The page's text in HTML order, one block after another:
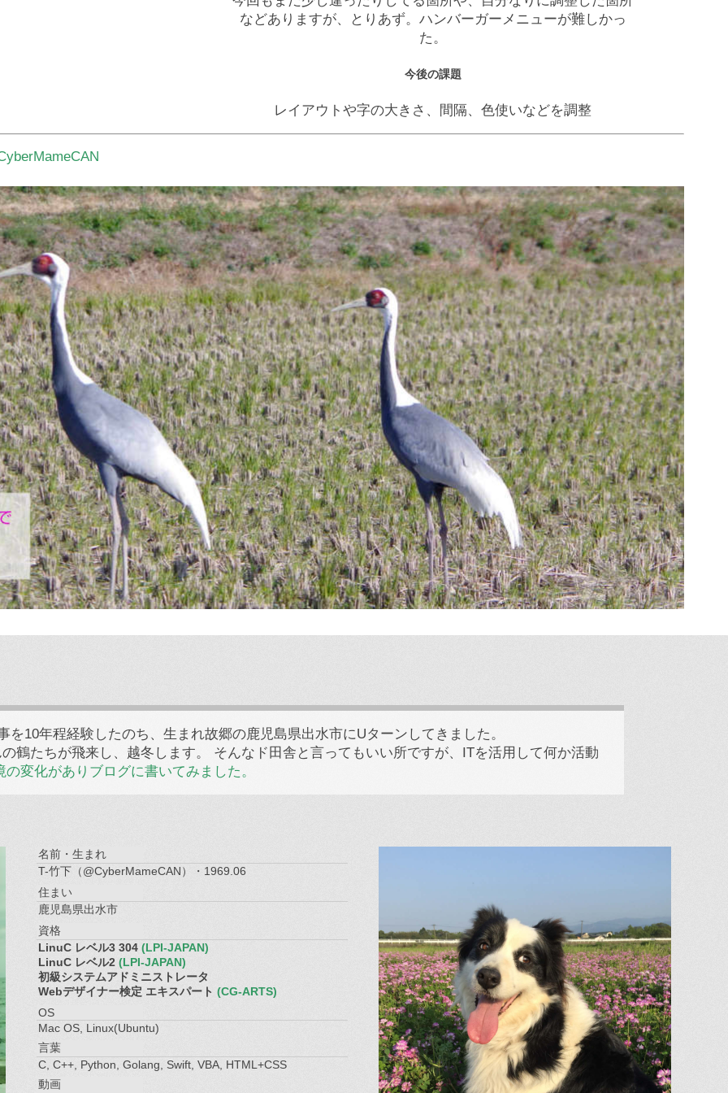
などありますが、とりあず。ハンバーガーメニューが難しかっ
た。
今後の課題
レイアウトや字の大きさ、間隔、色使いなどを調整
10年程経験したのち、生まれ故郷の鹿児島県出水市にUターンしてきました。
鶴たちが飛来し、越冬します。 そんなド田舎と言ってもいい所ですが、ITを活用して何か活動
の変化がありブログに書いてみました。
名前・生まれ
T-竹下（@CyberMameCAN）・1969.06
住まい
鹿児島県出水市
資格
LinuC レベル3 304(LPI-JAPAN)
LinuC レベル2(LPI-JAPAN)
初級システムアドミニストレータ
Webデザイナー検定 エキスパート(CG-ARTS)
OS
Mac OS, Linux(Ubuntu)
言葉
C, C++, Python, Golang, Swift, VBA, HTML+CSS
動画